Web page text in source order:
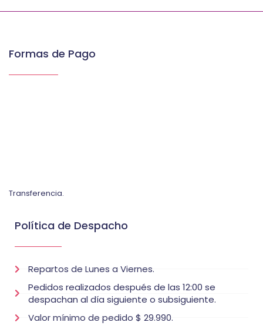
Formas de Pago
Transferencia.
Política de Despacho
Repartos de Lunes a Viernes.
Pedidos realizados después de las 12:00 se
despachan al día siguiente o subsiguiente.
Valor mínimo de pedido $ 29.990.